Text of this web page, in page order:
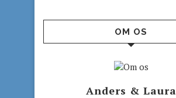
OM OS
Anders & Laura